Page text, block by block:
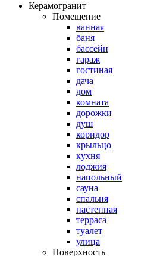
Керамогранит
Помещение
ванная
баня
бассейн
гараж
гостиная
дача
дом
комната
дорожки
душ
коридор
крыльцо
кухня
лоджия
напольный
сауна
спальня
настенная
терраса
туалет
улица
Поверхность